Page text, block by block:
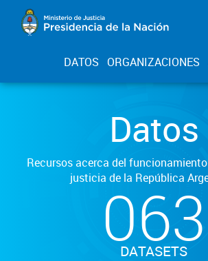
DATOS ORGANIZACIONES
Datos
Recursos acerca del
justicia de la República
063
DATASETS